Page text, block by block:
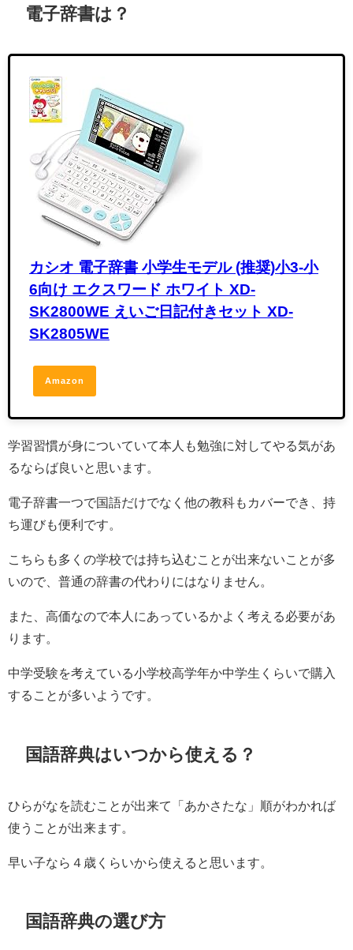
電子辞書は？
カシオ 電子辞書 小学生モデル (推奨)小3-小
6向け エクスワード ホワイト XD-
SK2800WE えいご日記付きセット XD-
SK2805WE
Amazon
学習習慣が身についていて本人も勉強に対してやる気があ
るならば良いと思います。
電子辞書一つで国語だけでなく他の教科もカバーでき、持
ち運びも便利です。
こちらも多くの学校では持ち込むことが出来ないことが多
いので、普通の辞書の代わりにはなりません。
また、高価なので本人にあっているかよく考える必要があ
ります。
中学受験を考えている小学校高学年か中学生くらいで購入
することが多いようです。
国語辞典はいつから使える？
ひらがなを読むことが出来て「あかさたな」順がわかれば
使うことが出来ます。
早い子なら４歳くらいから使えると思います。
国語辞典の選び方